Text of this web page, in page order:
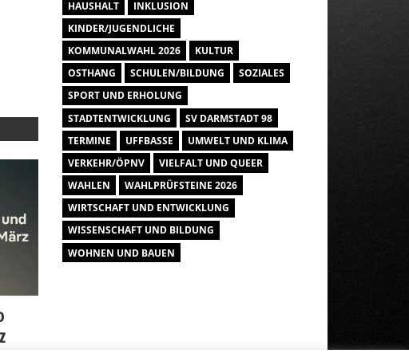
HAUSHALT
INKLUSION
KINDER/JUGENDLICHE
KOMMUNALWAHL 2026
KULTUR
OSTHANG
SCHULEN/BILDUNG
SOZIALES
SPORT UND ERHOLUNG
STADTENTWICKLUNG
SV DARMSTADT 98
TERMINE
UFFBASSE
UMWELT UND KLIMA
VERKEHR/ÖPNV
VIELFALT UND QUEER
WAHLEN
WAHLPRÜFSTEINE 2026
WIRTSCHAFT UND ENTWICKLUNG
WISSENSCHAFT UND BILDUNG
WOHNEN UND BAUEN